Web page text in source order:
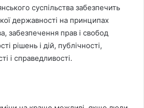
суспільства забезпечить
державності на принципах
забезпечення прав і свобод
рішень і дій, публічності,
і справедливості.